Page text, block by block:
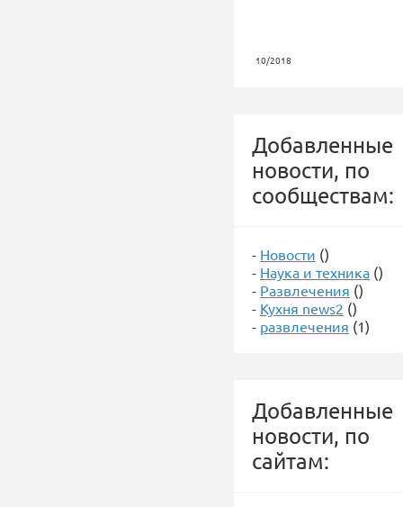
10/2018
Добавленные
новости, по
сообществам:
- Новости ()
- Наука и техника ()
- Развлечения ()
- Кухня news2 ()
- развлечения (1)
Добавленные
новости, по
сайтам: